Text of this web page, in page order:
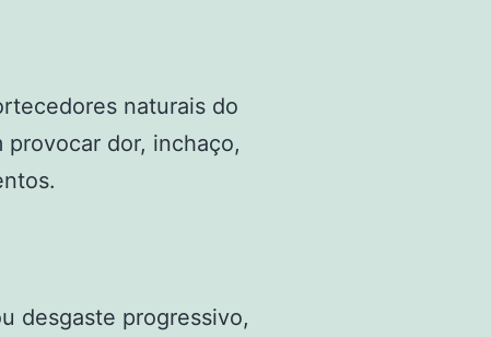
naturais do
dor, inchaço,
desgaste progressivo,